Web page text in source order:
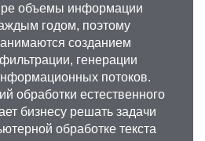
объемы информации
годом, поэтому
созданием
генерации
потоков.
обработки естественного
бизнесу решать задачи
обработке текста